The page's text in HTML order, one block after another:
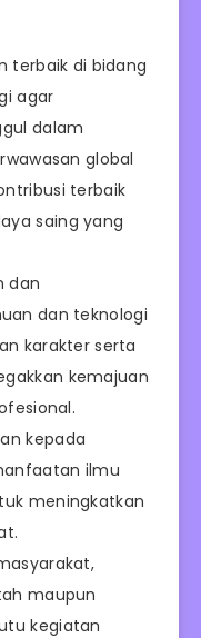
terbaik di bidang
agar
dalam
global
terbaik
saing yang
dan
dan teknologi
karakter serta
kemajuan
kepada
ilmu
meningkatkan
maupun
kegiatan